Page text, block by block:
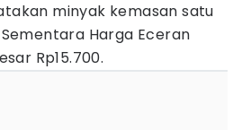
minyak kemasan satu
Harga Eceran
Rp15.700.